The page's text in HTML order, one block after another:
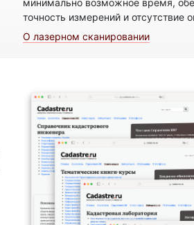
точность измерений и отсутствие
О лазерном сканировании